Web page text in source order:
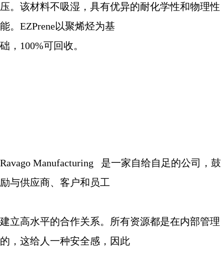
压。该材料不吸湿，具有优异的耐化学性和物理性
能。 EZPrene以聚烯烃为基
础， 100%可回收。
Ravago Manufacturing 是一家自给自足的公司，鼓
励与供应商、客户和员工
建立高水平的合作关系。所有资源都是在内部管理
的，这给人一种安全感，因此